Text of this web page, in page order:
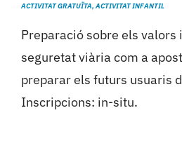
ACTIVITAT GRATUÏTA, ACTIVITAT INFANTIL
Preparació sobre els valors
seguretat viària com a
preparar els futurs usuaris
Inscripcions: in-situ.